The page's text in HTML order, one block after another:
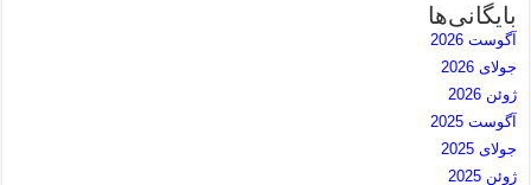
بایگانی‌ها
آگوست 2026
جولای 2026
ژوئن 2026
آگوست 2025
جولای 2025
ژوئن 2025